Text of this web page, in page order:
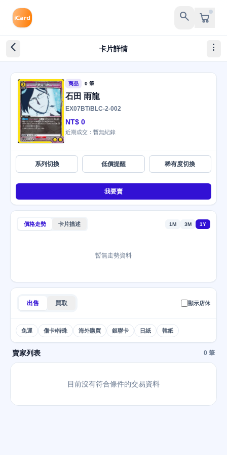
search
arrow_back_ios_new 卡片詳情 more_vert
商品 0 筆
石田 雨龍
EX07BT/BLC-2-002
NT$ 0
近期成交：暫無紀錄
系列切換 低價提醒 稀有度切換
我要賣
價格走勢 卡片描述 1M 3M 1Y
暫無走勢資料
出售 買取 顯示店休
免運 傷卡/特殊 海外購買 銀聯卡 日紙 韓紙
賣家列表 0 筆
目前沒有符合條件的交易資料